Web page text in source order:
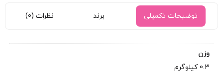
توضیحات تکمیلی برند نظرات (0)
وزن
0.3 کیلوگرم